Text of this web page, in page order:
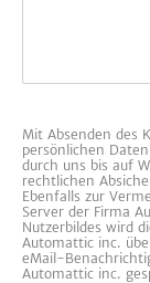
Mit Absenden des
persönlichen
durch uns bis auf
rechtlichen
Ebenfalls zur
Server der Firma
Nutzerbildes wird
Automattic inc.
eMail-
Automattic inc.